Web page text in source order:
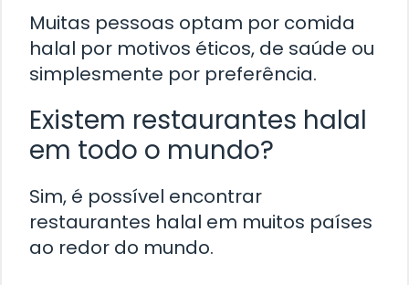
Muitas pessoas optam por comida
halal por motivos éticos, de saúde ou
simplesmente por preferência.
Existem restaurantes halal
em todo o mundo?
Sim, é possível encontrar
restaurantes halal em muitos países
ao redor do mundo.